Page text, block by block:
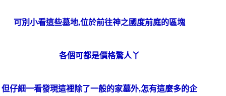
可別小看這些墓地,位於前往神之國度前庭的區塊
各個可都是價格驚人丫
但仔細一看發現這裡除了一般的家墓外,怎有這麼多的企